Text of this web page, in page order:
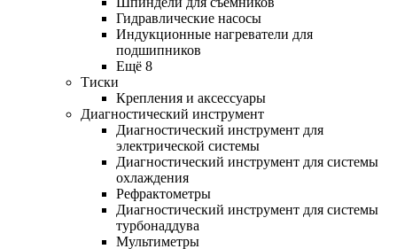
Гидравлические насосы
Индукционные нагреватели для
подшипников
Ещё 8
Тиски
Крепления и аксессуары
Диагностический инструмент
Диагностический инструмент для
электрической системы
Диагностический инструмент для системы
охлаждения
Рефрактометры
Диагностический инструмент для системы
турбонаддува
Мультиметры